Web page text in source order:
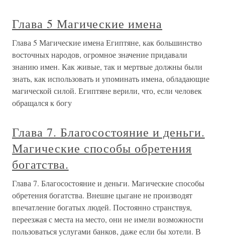
Глава 5 Магические имена
Глава 5 Магические имена Египтяне, как большинство
восточных народов, огромное значение придавали
знанию имен. Как живые, так и мертвые должны были
знать, как использовать и упоминать имена, обладающие
магической силой. Египтяне верили, что, если человек
обращался к богу
Глава 7. Благосостояние и деньги.
Магические способы обретения
богатства.
Глава 7. Благосостояние и деньги. Магические способы
обретения богатства. Внешне цыгане не производят
впечатление богатых людей. Постоянно странствуя,
переезжая с места на место, они не имели возможности
пользоваться услугами банков, даже если бы хотели. В